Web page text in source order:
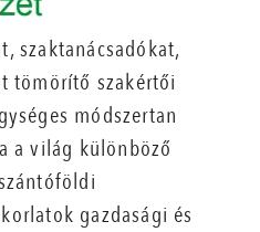
szaktanácsadókat,
tömörítő szakértői
módszertan
a világ különböző
gazdasági és